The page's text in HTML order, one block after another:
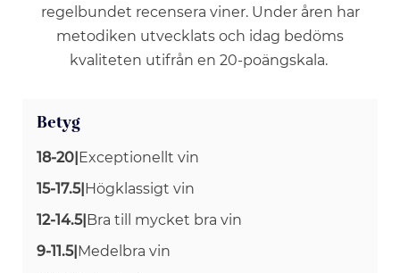
regelbundet recensera viner. Under åren har
metodiken utvecklats och idag bedöms
kvaliteten utifrån en 20-poängskala.
Betyg
18-20|Exceptionellt vin
15-17.5|Högklassigt vin
12-14.5|Bra till mycket bra vin
9-11.5|Medelbra vin